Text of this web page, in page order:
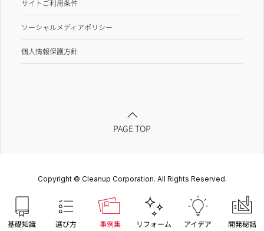
基礎知識 選び方 事例集 リフォーム アイデア 開発秘話
サイトご利用条件
ソーシャルメディアポリシー
個人情報保護方針
PAGE TOP
Copyright © Cleanup Corporation. All Rights Reserved.